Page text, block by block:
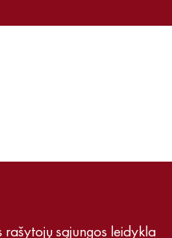
rašytojų sąjungos leidykla